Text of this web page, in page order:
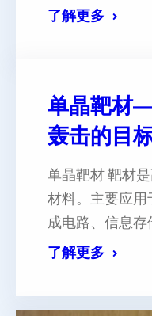
了解更多
单晶靶材
轰击的目
单晶靶材 靶材
材料。主要应用
成电路、信息
了解更多